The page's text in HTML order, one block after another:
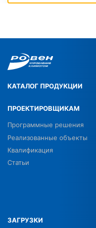
КАТАЛОГ ПРОДУКЦИИ
ПРОЕКТИРОВЩИКАМ
Программные решения
Реализованные объекты
Квалификация
Статьи
ЗАГРУЗКИ